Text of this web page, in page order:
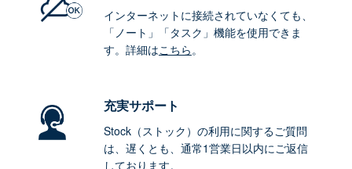
インターネットに接続されていなくても、
「ノート」「タスク」機能を使用できま
す。詳細はこちら。
充実サポート
Stock（ストック）の利用に関するご質問
は、遅くとも、通常1営業日以内にご返信
しております。